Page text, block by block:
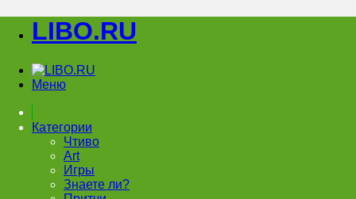
LIBO.RU
Меню
Категории
Чтиво
Art
Игры
Знаете ли?